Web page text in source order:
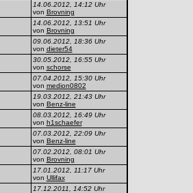
14.06.2012, 14:12 Uhr
von Brovning
14.06.2012, 13:51 Uhr
von Brovning
09.06.2012, 18:36 Uhr
von dieter54
30.05.2012, 16:55 Uhr
von schorse
07.04.2012, 15:30 Uhr
von medion0802
19.03.2012, 21:43 Uhr
von Benz-line
08.03.2012, 16:49 Uhr
von h1schaefer
07.03.2012, 22:09 Uhr
von Benz-line
07.02.2012, 08:01 Uhr
von Brovning
17.01.2012, 11:17 Uhr
von Ullifax
17.12.2011, 14:52 Uhr